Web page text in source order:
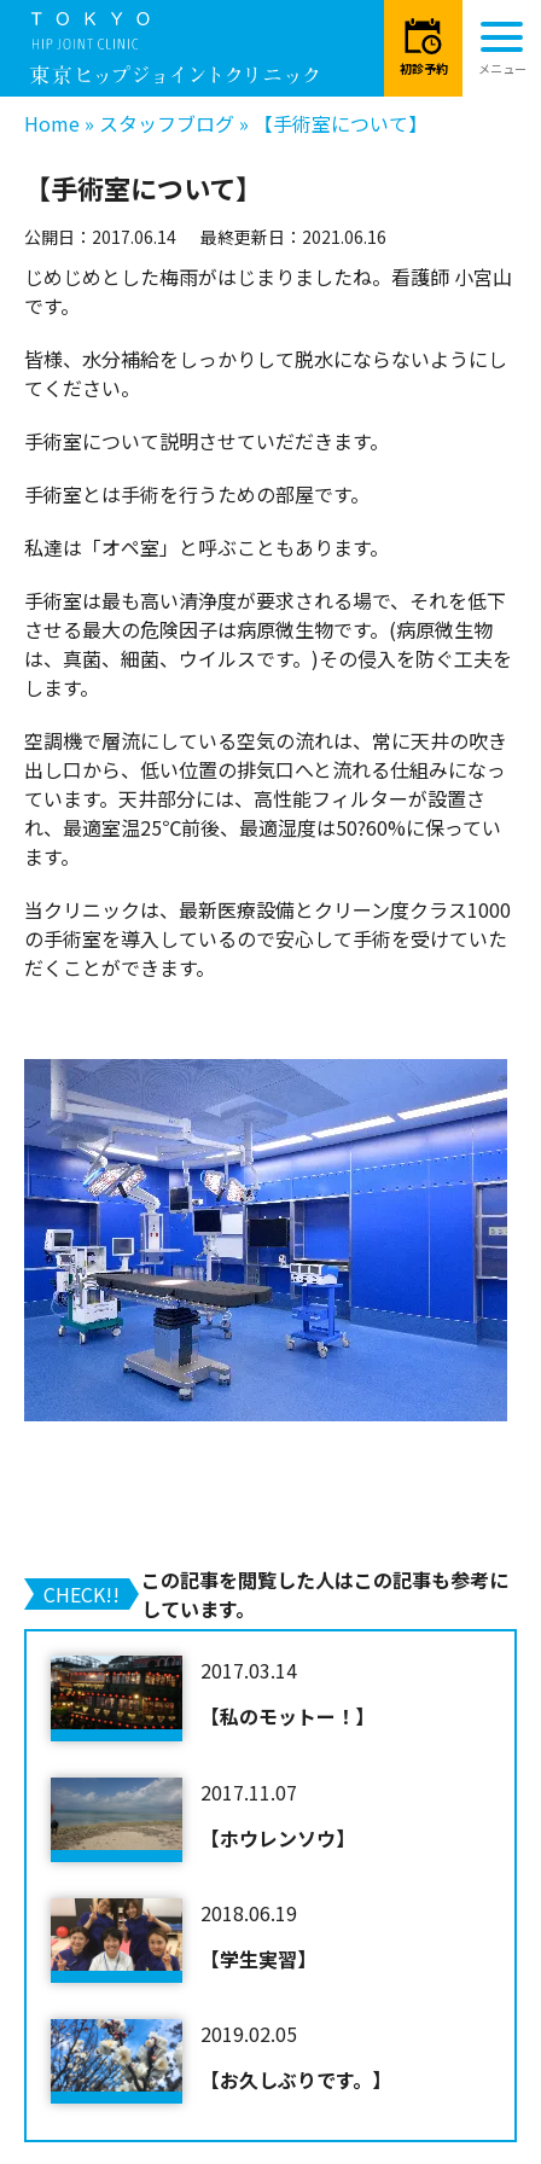
Home » スタッフブログ » 【手術室について】
【手術室について】
公開日：2017.06.14 最終更新日：2021.06.16
じめじめとした梅雨がはじまりましたね。看護師 小宮山
です。
皆様、水分補給をしっかりして脱水にならないようにし
てください。
手術室について説明させていだだきます。
手術室とは手術を行うための部屋です。
私達は「オペ室」と呼ぶこともあります。
手術室は最も高い清浄度が要求される場で、それを低下
させる最大の危険因子は病原微生物です。(病原微生物
は、真菌、細菌、ウイルスです。)その侵入を防ぐ工夫を
します。
空調機で層流にしている空気の流れは、常に天井の吹き
出し口から、低い位置の排気口へと流れる仕組みになっ
ています。天井部分には、高性能フィルターが設置さ
れ、最適室温25℃前後、最適湿度は50?60%に保ってい
ます。
当クリニックは、最新医療設備とクリーン度クラス1000
の手術室を導入しているので安心して手術を受けていた
だくことができます。
CHECK!!
この記事を閲覧した人はこの記事も参考に
しています。
2017.03.14
【私のモットー！】
2017.11.07
【ホウレンソウ】
2018.06.19
【学生実習】
2019.02.05
【お久しぶりです。】